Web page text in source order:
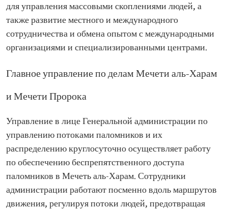
для управления массовыми скоплениями людей, а
также развитие местного и международного
сотрудничества и обмена опытом с международными
организациями и специализированными центрами.
Главное управление по делам Мечети аль-Харам
и Мечети Пророка
Управление в лице Генеральной администрации по
управлению потоками паломников и их
распределению круглосуточно осуществляет работу
по обеспечению беспрепятственного доступа
паломников в Мечеть аль-Харам. Сотрудники
администрации работают посменно вдоль маршрутов
движения, регулируя потоки людей, предотвращая